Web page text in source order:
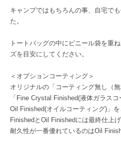
キャンプではもちろんの事、自宅で
た。
トートバッグの中にビニール袋を重
ズを目安にしてください。
＜オプションコーティング＞
オリジナルの「コーティング無し（
「Fine Crystal Finished(液体ガラス
Oil Finished(オイルコーティング)」
FinishedとOil Finishedには最終仕上
耐久性が一番優れているのはOil